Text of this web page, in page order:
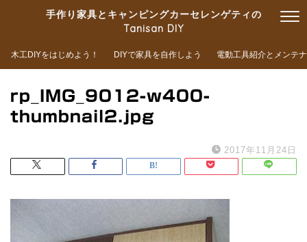
手作り家具とキャンピングカーセレンゲティの
Tanisan DIY
木工DIYをはじめよう！ DIYで家具を自作しよう 電動工具紹介とメンテ
rp_IMG_9012-w400-
thumbnail2.jpg
2017年11月24日